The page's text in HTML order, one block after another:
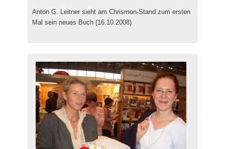
Anton G. Leitner sieht am Chrismon-Stand zum ersten
Mal sein neues Buch (16.10.2008)